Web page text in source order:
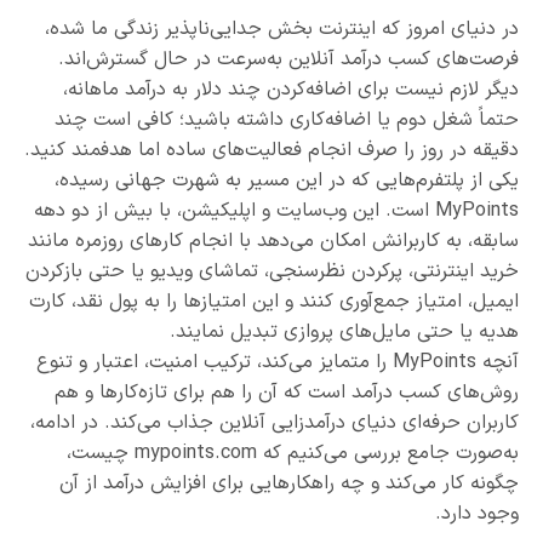
در دنیای امروز که اینترنت بخش جدایی‌ناپذیر زندگی ما شده،
فرصت‌های کسب درآمد آنلاین به‌سرعت در حال گسترش‌اند.
دیگر لازم نیست برای اضافه‌کردن چند دلار به درآمد ماهانه،
حتماً شغل دوم یا اضافه‌کاری داشته باشید؛ کافی است چند
دقیقه در روز را صرف انجام فعالیت‌های ساده اما هدفمند کنید.
یکی از پلتفرم‌هایی که در این مسیر به شهرت جهانی رسیده،
MyPoints است. این وب‌سایت و اپلیکیشن، با بیش از دو دهه
سابقه، به کاربرانش امکان می‌دهد با انجام کارهای روزمره مانند
خرید اینترنتی، پرکردن نظرسنجی، تماشای ویدیو یا حتی بازکردن
ایمیل، امتیاز جمع‌آوری کنند و این امتیازها را به پول نقد، کارت
هدیه یا حتی مایل‌های پروازی تبدیل نمایند.
آنچه MyPoints را متمایز می‌کند، ترکیب امنیت، اعتبار و تنوع
روش‌های کسب درآمد است که آن را هم برای تازه‌کارها و هم
کاربران حرفه‌ای دنیای درآمدزایی آنلاین جذاب می‌کند. در ادامه،
به‌صورت جامع بررسی می‌کنیم که mypoints.com چیست،
چگونه کار می‌کند و چه راهکارهایی برای افزایش درآمد از آن
وجود دارد.